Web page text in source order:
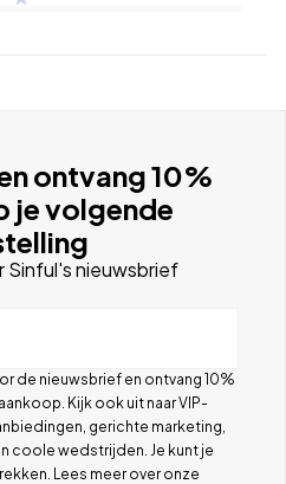
ontvang 10%
je volgende
Sinful's nieuwsbrief
de nieuwsbrief en ontvang 10%
Kijk ook uit naar VIP-
gerichte marketing,
coole wedstrijden. Je kunt je
Lees meer over onze